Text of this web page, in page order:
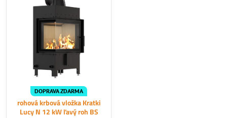
DOPRAVA ZDARMA
rohová krbová vložka Kratki
Lucy N 12 kW ľavý roh BS